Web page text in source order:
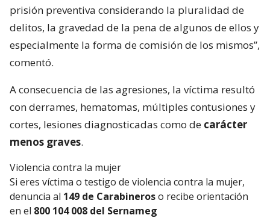
prisión preventiva considerando la pluralidad de
delitos, la gravedad de la pena de algunos de ellos y
especialmente la forma de comisión de los mismos”,
comentó.
A consecuencia de las agresiones, la víctima resultó
con derrames, hematomas, múltiples contusiones y
cortes, lesiones diagnosticadas como de carácter
menos graves.
Violencia contra la mujer
Si eres víctima o testigo de violencia contra la mujer,
denuncia al 149 de Carabineroso recibe orientación
en el 800 104 008 del Sernameg